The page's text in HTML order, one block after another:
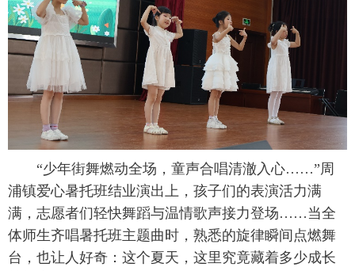
“少年街舞燃动全场，童声合唱清澈入心……”周
浦镇爱心暑托班结业演出上，孩子们的表演活力满
满，志愿者们轻快舞蹈与温情歌声接力登场……当全
体师生齐唱暑托班主题曲时，熟悉的旋律瞬间点燃舞
台，也让人好奇：这个夏天，这里究竟藏着多少成长